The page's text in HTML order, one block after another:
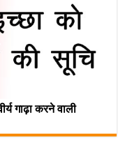
गाढ़ा करने वाली